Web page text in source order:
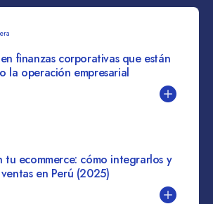
finanzas corporativas que están
la operación empresarial
tu ecommerce: cómo integrarlos y
en Perú (2025)